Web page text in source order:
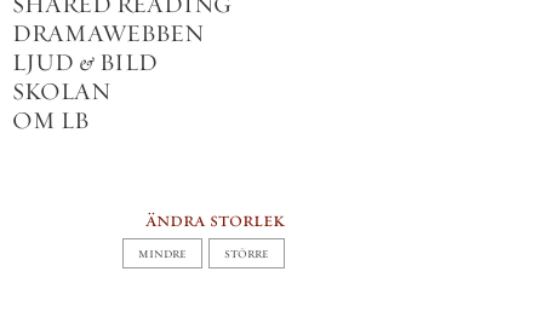
DRAMAWEBBEN
LJUD & BILD
SKOLAN
OM LB
ändra storlek
MINDRE STÖRRE